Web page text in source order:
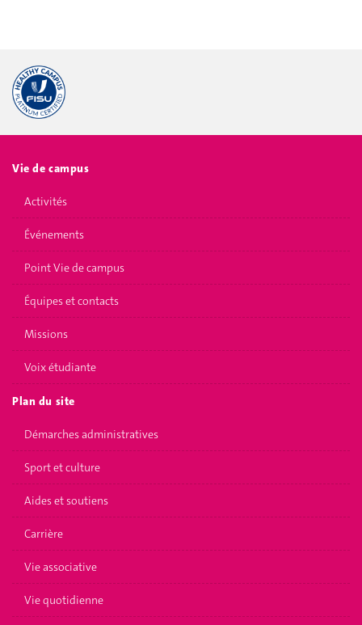
Vie de campus
Activités
Événements
Point Vie de campus
Équipes et contacts
Missions
Voix étudiante
Plan du site
Démarches administratives
Sport et culture
Aides et soutiens
Carrière
Vie associative
Vie quotidienne